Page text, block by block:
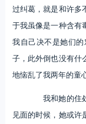
过纠葛，就是和许多
于我虽像是一种含有
我自己决不是她们
子，此外倒也没有什
地恼乱了我两年的童心
我和她的住处
见面的时候，她或